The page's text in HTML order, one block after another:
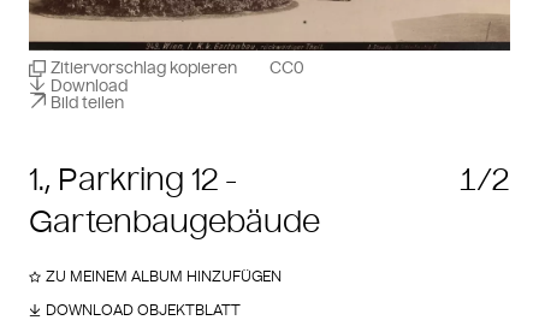
1., Parkring 12 -
Gartenbaugebäude
1/2
Zitiervorschlag kopieren
Download
Bild teilen
CC0
ZU MEINEM ALBUM HINZUFÜGEN
DOWNLOAD OBJEKTBLATT